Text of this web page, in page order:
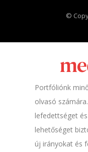
©
Portfóliónk
olvasó
lefedettséget
lehetőséget
új irányokat és